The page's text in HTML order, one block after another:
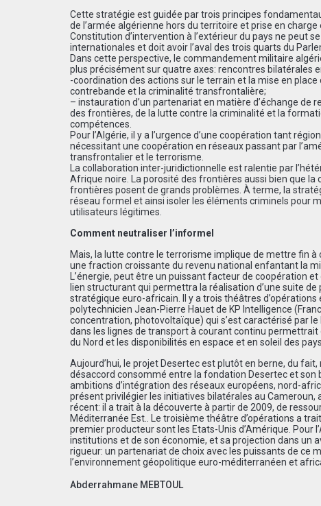
Cette stratégie est guidée par trois principes
de l’armée algérienne hors du territoire et prise en
Constitution d’intervention à l’extérieur du pays ne peut
internationales et doit avoir l’aval des trois quarts du
Dans cette perspective, le commandement militaire
plus précisément sur quatre axes: rencontres bilatérales
-coordination des actions sur le terrain et la mise en
contrebande et la criminalité transfrontalière;
– instauration d’un partenariat en matière d’échange de
des frontières, de la lutte contre la criminalité et la
compétences.
Pour l’Algérie, il y a l’urgence d’une coopération tant
nécessitant une coopération en réseaux passant par
transfrontalier et le terrorisme.
La collaboration inter-juridictionnelle est ralentie par
Afrique noire. La porosité des frontières aussi bien que
frontières posent de grands problèmes. À terme, la
réseau formel et ainsi isoler les éléments criminels pour
utilisateurs légitimes.
Comment neutraliser l’informel
Mais, la lutte contre le terrorisme implique de mettre fin
une fraction croissante du revenu national enfantant la
L’énergie, peut être un puissant facteur de coopération
lien structurant qui permettra la réalisation d’une suite
stratégique euro-africain. Il y a trois théâtres
polytechnicien Jean-Pierre Hauet de KP Intelligence
concentration, photovoltaïque) qui s’est caractérisé par
dans les lignes de transport à courant continu
du Nord et les disponibilités en espace et en soleil des
Aujourd’hui, le projet Desertec est plutôt en berne, du
désaccord consommé entre la fondation Desertec et son
ambitions d’intégration des réseaux européens, nord-
présent privilégier les initiatives bilatérales au Cameroun,
récent: il a trait à la découverte à partir de 2009, de
Méditerranée Est.. Le troisième théâtre d’opérations a
premier producteur sont les Etats-Unis d’Amérique.
institutions et de son économie, et sa projection dans un
rigueur: un partenariat de choix avec les puissants de ce
l’environnement géopolitique euro-méditerranéen et
Abderrahmane MEBTOUL